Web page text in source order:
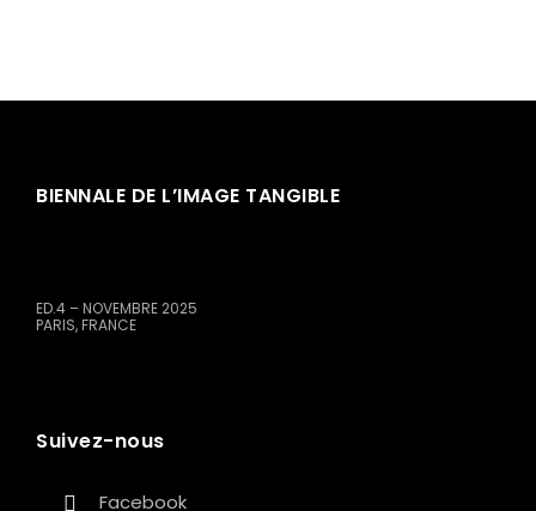
BIENNALE DE L’IMAGE TANGIBLE
ED.4 – NOVEMBRE 2025
PARIS, FRANCE
Suivez-nous
Facebook